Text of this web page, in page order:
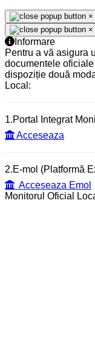
×
×
Informare
Pentru a vă asigura
documentele
dispoziție două
Local:
1.Portal Integrat
Acceseaza
2.E-mol (Platformă
Acceseaza Emol
Monitorul Oficial